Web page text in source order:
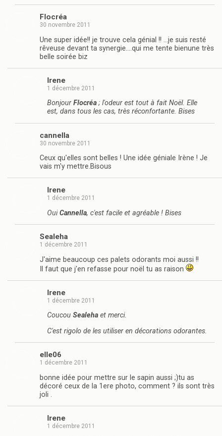
Flocréa
30 novembre 2011
Une super idée!! je trouve cela génial !! …je suis resté
rêveuse devant ta synergie….qui me tente bienune très
belle soirée biz
Irene
1 décembre 2011
Bonjour Flocréa ; l'odeur est tout à fait Noël. Elle
est, dans tous les cas, très réconfortante. Bises
cannella
30 novembre 2011
Ceux qu'elles sont belles ! Une idée géniale Irène ! Je
vais m'y mettre.Bisous
Irene
1 décembre 2011
OuiCannella, c'est facile et agréable ! Bises
Sealeha
1 décembre 2011
J'aime beaucoup ces palets odorants moi aussi !!
Il faut que j'en refasse pour noël tu as raison
Irene
1 décembre 2011
Coucou Sealeha et merci.
C'est rigolo de les utiliser en décorations odorantes.
elle06
1 décembre 2011
bonne idée pour mettre sur le sapin aussi ;)tu as
décoré ceux de la 1ere photo, comment ? ils sont très
joli .
Irene
1 décembre 2011